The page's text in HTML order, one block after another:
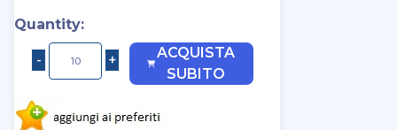
Quantity:
ACQUISTA
SUBITO